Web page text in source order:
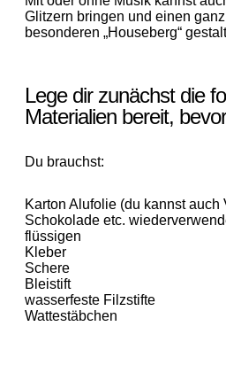
Glitzern bringen und einen
besonderen „Houseberg“
Lege dir zunächst die
Materialien bereit,
Du brauchst:
Karton Alufolie (du kannst auch
Schokolade etc.
flüssigen
Kleber
Schere
Bleistift
wasserfeste Filzstifte
Wattestäbchen